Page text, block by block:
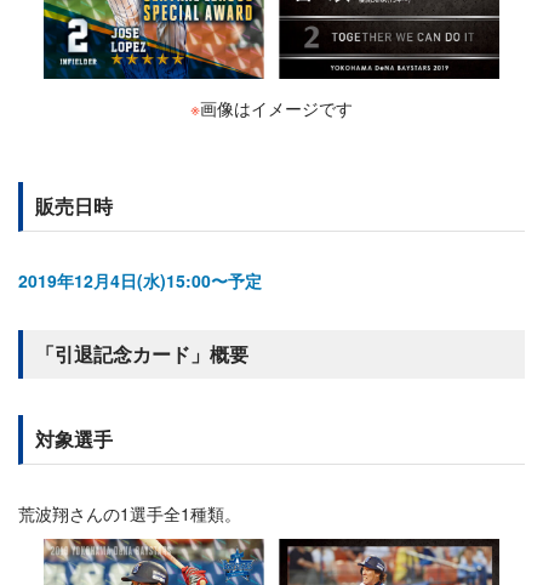
※画像はイメージです
販売日時
2019年12月4日(水)15:00〜予定
「引退記念カード」概要
対象選手
荒波翔さんの1選手全1種類。